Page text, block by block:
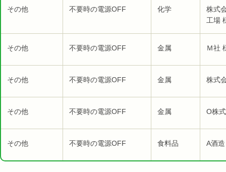
その他 不要時の電源OFF 化学
株式
工場
その他 不要時の電源OFF 金属 Ｍ社
その他 不要時の電源OFF 金属 株式
その他 不要時の電源OFF 金属 O株
その他 不要時の電源OFF 食料品 A酒